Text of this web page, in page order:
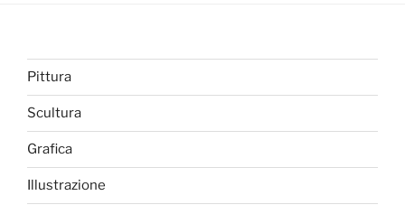
Pittura
Scultura
Grafica
Illustrazione